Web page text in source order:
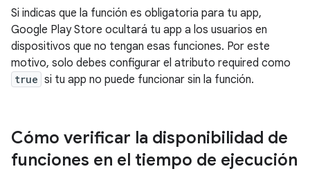
Si indicas que la función es obligatoria para tu app,
Google Play Store ocultará tu app a los usuarios en
dispositivos que no tengan esas funciones. Por este
motivo, solo debes configurar el atributo required como
true si tu app no puede funcionar sin la función.
Cómo verificar la disponibilidad de
funciones en el tiempo de ejecución